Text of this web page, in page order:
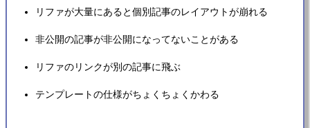
リファが大量にあると個別記事のレイアウトが崩れる
非公開の記事が非公開になってないことがある
リファのリンクが別の記事に飛ぶ
テンプレートの仕様がちょくちょくかわる